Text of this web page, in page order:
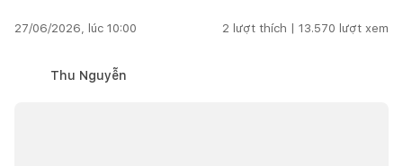
27/06/2026, lúc 10:00 2 lượt thích | 13.570 lượt xem
Thu Nguyễn